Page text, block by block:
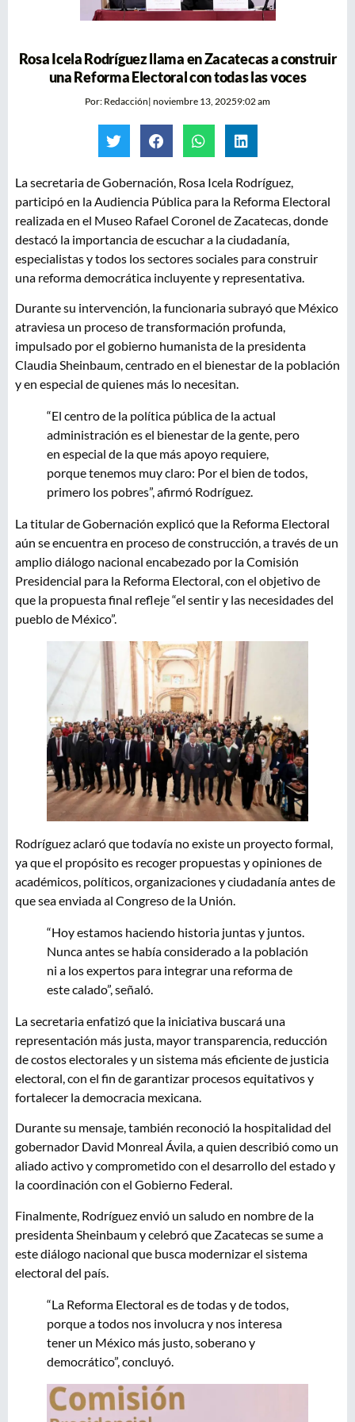
Rosa Icela Rodríguez llama en Zacatecas a construir
una Reforma Electoral con todas las voces
Por: Redacción| noviembre 13, 20259:02 am
La secretaria de Gobernación, Rosa Icela Rodríguez,
participó en la Audiencia Pública para la Reforma Electoral
realizada en el Museo Rafael Coronel de Zacatecas, donde
destacó la importancia de escuchar a la ciudadanía,
especialistas y todos los sectores sociales para construir
una reforma democrática incluyente y representativa.
Durante su intervención, la funcionaria subrayó que México
atraviesa un proceso de transformación profunda,
impulsado por el gobierno humanista de la presidenta
Claudia Sheinbaum, centrado en el bienestar de la población
y en especial de quienes más lo necesitan.
“El centro de la política pública de la actual
administración es el bienestar de la gente, pero
en especial de la que más apoyo requiere,
porque tenemos muy claro: Por el bien de todos,
primero los pobres”, afirmó Rodríguez.
La titular de Gobernación explicó que la Reforma Electoral
aún se encuentra en proceso de construcción, a través de un
amplio diálogo nacional encabezado por la Comisión
Presidencial para la Reforma Electoral, con el objetivo de
que la propuesta final refleje “el sentir y las necesidades del
pueblo de México”.
Rodríguez aclaró que todavía no existe un proyecto formal,
ya que el propósito es recoger propuestas y opiniones de
académicos, políticos, organizaciones y ciudadanía antes de
que sea enviada al Congreso de la Unión.
“Hoy estamos haciendo historia juntas y juntos.
Nunca antes se había considerado a la población
ni a los expertos para integrar una reforma de
este calado”, señaló.
La secretaria enfatizó que la iniciativa buscará una
representación más justa, mayor transparencia, reducción
de costos electorales y un sistema más eficiente de justicia
electoral, con el fin de garantizar procesos equitativos y
fortalecer la democracia mexicana.
Durante su mensaje, también reconoció la hospitalidad del
gobernador David Monreal Ávila, a quien describió como un
aliado activo y comprometido con el desarrollo del estado y
la coordinación con el Gobierno Federal.
Finalmente, Rodríguez envió un saludo en nombre de la
presidenta Sheinbaum y celebró que Zacatecas se sume a
este diálogo nacional que busca modernizar el sistema
electoral del país.
“La Reforma Electoral es de todas y de todos,
porque a todos nos involucra y nos interesa
tener un México más justo, soberano y
democrático”, concluyó.